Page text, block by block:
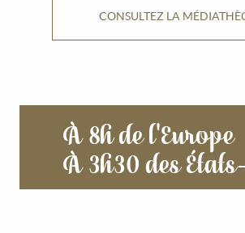
CONSULTEZ LA
À 8h de l'Europe
À 3h30 des